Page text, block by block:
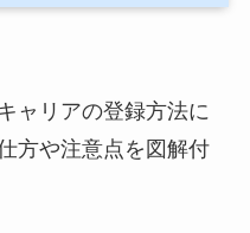
ャリアの登録方法に
方や注意点を図解付